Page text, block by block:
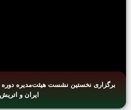
برگزاری نخستین نشست هیئت‌مدیره دوره
ایران و اتریش